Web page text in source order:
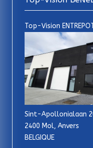
Top-Vision
Sint-Apollonialaan
2400 Mol, Anvers
BELGIQUE